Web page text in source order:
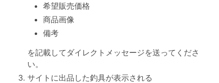
希望販売価格
商品画像
備考
を記載してダイレクトメッセージを送ってくださ
い。
サイトに出品した釣具が表示される